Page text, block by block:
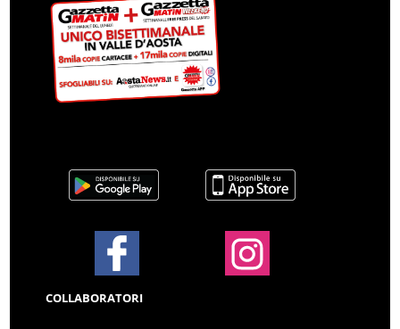
COLLABORATORI